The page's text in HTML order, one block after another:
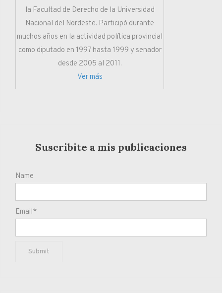
la Facultad de Derecho de la Universidad
Nacional del Nordeste. Participó durante
muchos años en la actividad política provincial
como diputado en 1997 hasta 1999 y senador
desde 2005 al 2011.
Ver más
Suscribite a mis publicaciones
Name
Email*